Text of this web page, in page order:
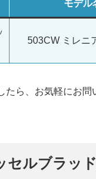
モデル
503CW ミレニ
ら、お気軽にお問
セルブラッ